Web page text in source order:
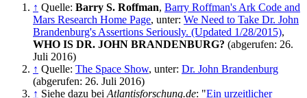
↑ Quelle: Barry S. Roffman, Barry Roffman's Ark Code and
Mars Research Home Page, unter: We Need to Take Dr. John
Brandenburg's Assertions Seriously. (Updated 1/28/2015),
WHO IS DR. JOHN BRANDENBURG? (abgerufen: 26.
Juli 2016)
↑ Quelle: The Space Show, unter: Dr. John Brandenburg
(abgerufen: 26. Juli 2016)
↑ Siehe dazu bei Atlantisforschung.de: "Ein urzeitlicher